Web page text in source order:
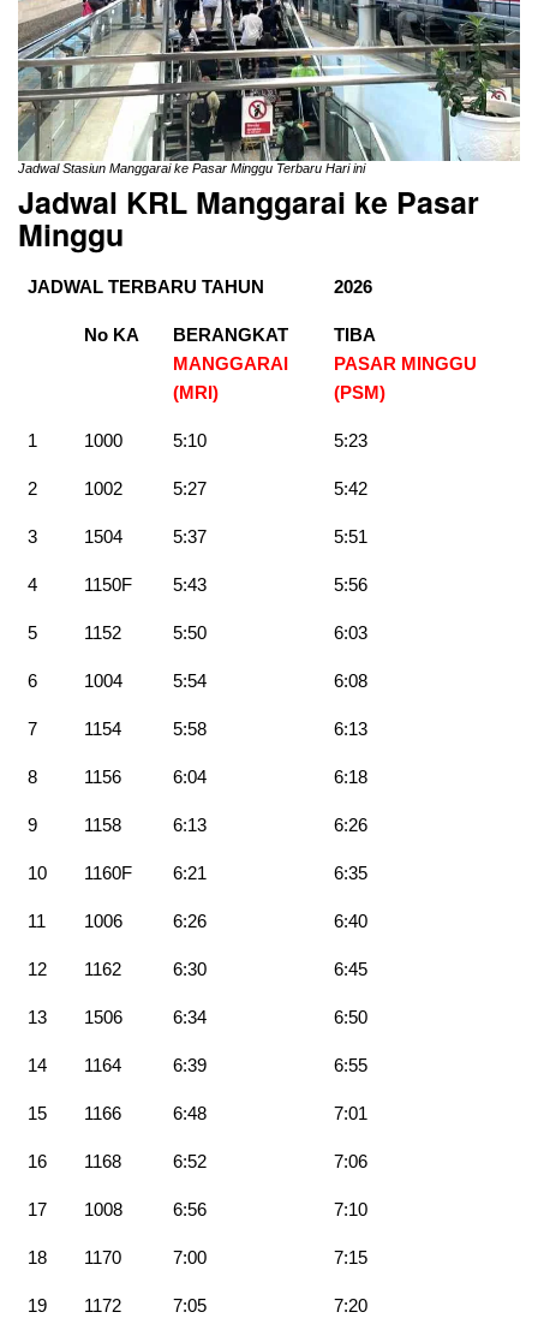
Jadwal Stasiun Manggarai ke Pasar Minggu Terbaru Hari ini
Jadwal KRL Manggarai ke Pasar
Minggu
JADWAL TERBARU TAHUN 2026
No KA
BERANGKAT
MANGGARAI
(MRI)
TIBA
PASAR MINGGU
(PSM)
1 1000 5:10 5:23
2 1002 5:27 5:42
3 1504 5:37 5:51
4 1150F 5:43 5:56
5 1152 5:50 6:03
6 1004 5:54 6:08
7 1154 5:58 6:13
8 1156 6:04 6:18
9 1158 6:13 6:26
10 1160F 6:21 6:35
11 1006 6:26 6:40
12 1162 6:30 6:45
13 1506 6:34 6:50
14 1164 6:39 6:55
15 1166 6:48 7:01
16 1168 6:52 7:06
17 1008 6:56 7:10
18 1170 7:00 7:15
19 1172 7:05 7:20